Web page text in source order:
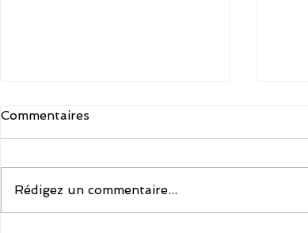
DIFFERDANCEDAYS
Commentaires
Rédigez un commentaire...